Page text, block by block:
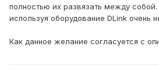
полностью их развязать между собой.
используя оборудование DLink очень
Как данное желание согласуется с